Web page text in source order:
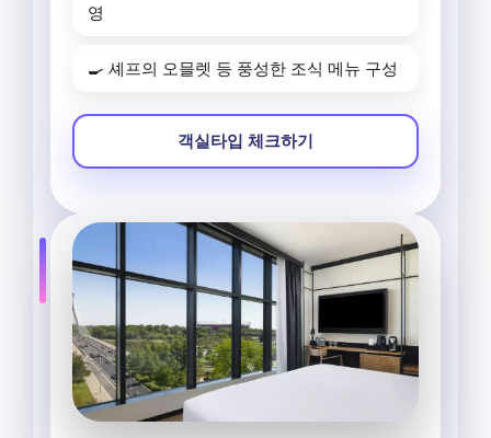
영
🍳 셰프의 오믈렛 등 풍성한 조식 메뉴 구성
객실타입 체크하기